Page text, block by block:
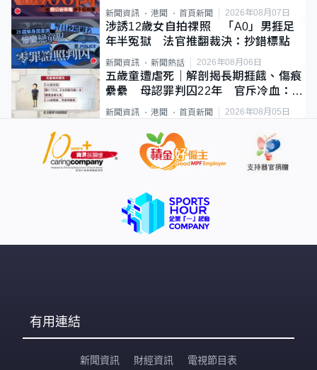
新聞資訊 港聞 首頁新聞 2026年08月07日
涉誘12歲女自拍祼照 「A0」男捱足
年半冤獄 法官推翻裁決：抄錯標點
新聞資訊 新聞熱話 2026年08月06日
五歲童遭虐死｜解剖揭長期捱餓、傷痕
纍纍 母認罪判囚22年 官斥冷血：同
類案最惡劣
新聞資訊 港聞 首頁新聞 2026年08月05日
有用連結
新聞資訊 財經資訊 電視節目表